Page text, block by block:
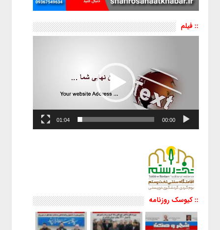
:: فیلم
نمایشگر
00:00
01:04
:: کیوسک روزنامه